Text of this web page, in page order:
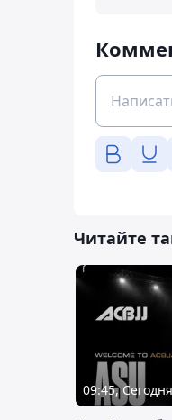
Читайте
09:45, Сегодня